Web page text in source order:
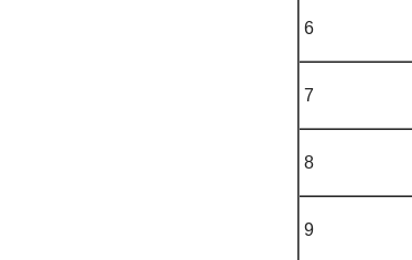
6
7
8
9